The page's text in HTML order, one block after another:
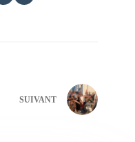
SUIVANT